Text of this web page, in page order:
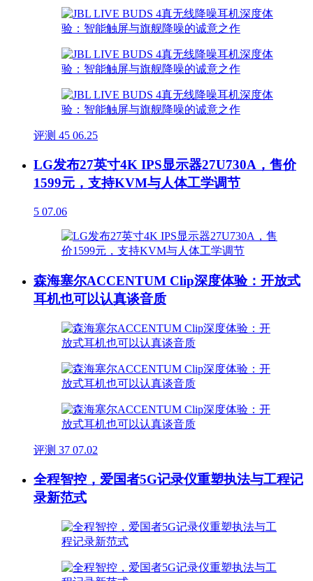
评测 45 06.25
LG发布27英寸4K IPS显示器27U730A，售价
1599元，支持KVM与人体工学调节
5 07.06
森海塞尔ACCENTUM Clip深度体验：开放式
耳机也可以认真谈音质
评测 37 07.02
全程智控，爱国者5G记录仪重塑执法与工程记
录新范式